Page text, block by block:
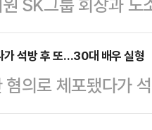
통보만 있었고, 전
됐…
대통령의 비자금
를 오해했다"고 지
SK주식회사 대표이
이혼·위자료·재
다는 소식에 16일
오전 10시 35분 코
만9500원에 거래
듭하던 주가는 대
가 석방 후 또…30대 배우 실형
혐의로 체포됐다가
지법 형사7단독